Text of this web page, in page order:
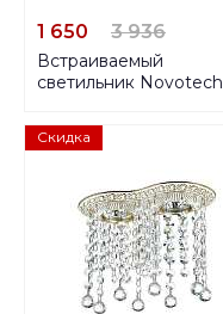
1 650 3 936
Встраиваемый
светильник Novotech
Скидка